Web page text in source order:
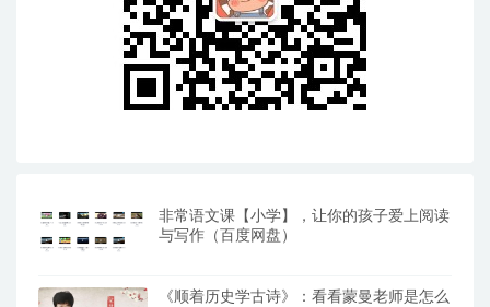
非常语文课【小学】，让你的孩子爱上阅读
与写作（百度网盘）
《顺着历史学古诗》：看看蒙曼老师是怎么